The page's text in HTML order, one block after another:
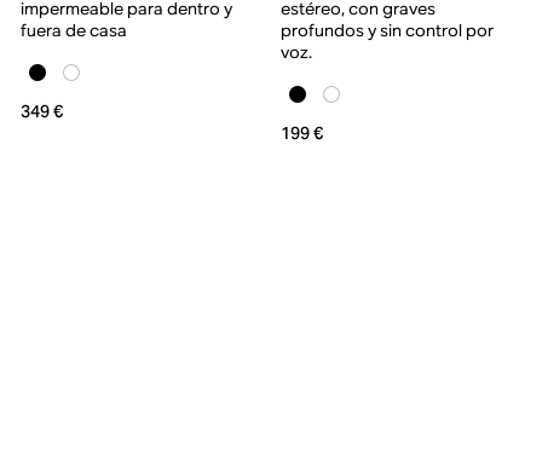
impermeable para dentro y
fuera de casa
349 €
estéreo, con graves
profundos y sin control por
voz.
199 €